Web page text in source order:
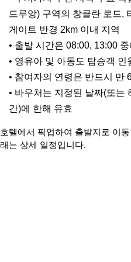
드루앙) 구역의 창클란 로드,
게이트 반경 2km 이내 지역
• 출발 시간은 08:00, 13:00
• 영유아 및 아동도 탑승객 인
• 참여자의 연령은 반드시 만
• 바우처는 지정된 날짜(또는
간)에 한해 유효
호텔에서 픽업하여 출발지로 이
래는 상세 일정입니다.